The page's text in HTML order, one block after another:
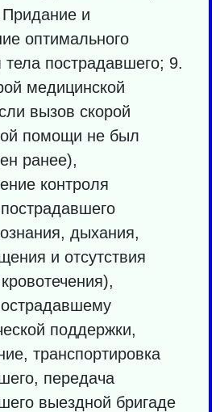
и
оптимального
пострадавшего; 9.
медицинской
вызов скорой
помощи не был
ранее),
контроля
дыхания,
и отсутствия
поддержки,
транспортировка
передача
выездной бригаде